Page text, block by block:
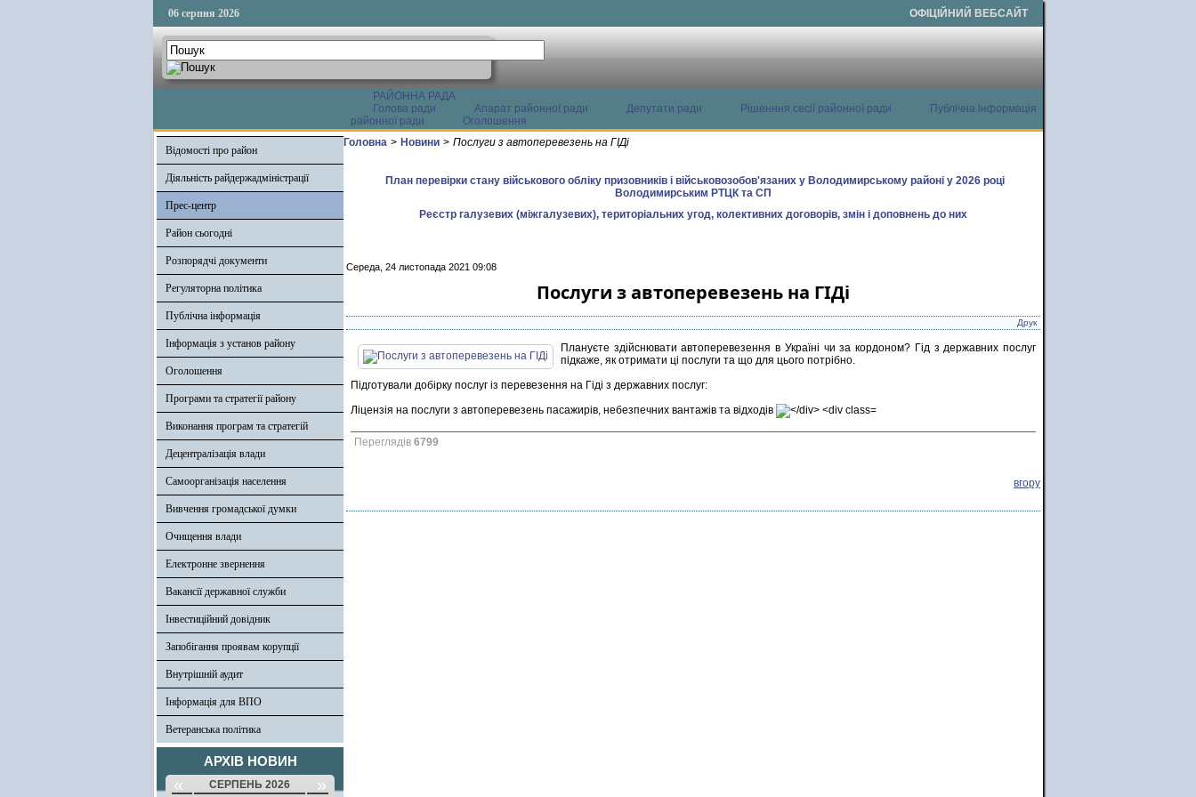
06 серпня 2026 ОФІЦІЙНИЙ ВЕБСАЙТ
РАЙОННА РАДА
Голова ради
Апарат районної ради Депутати ради Рішенння сесії районної ради
Публічна інформація
районної ради
Оголошення
Відомості про район
Діяльність райдержадміністрації
Прес-центр
Район сьогодні
Розпорядчі документи
Регуляторна політика
Публічна інформація
Інформація з установ району
Оголошення
Програми та стратегії району
Виконання програм та стратегій
Децентралізація влади
Самоорганізація населення
Вивчення громадської думки
Очищення влади
Електронне звернення
Вакансії державної служби
Інвестиційний довідник
Запобігання проявам корупції
Внутрішній аудит
Інформація для ВПО
Ветеранська політика
АРХІВ НОВИН
« СЕРПЕНЬ 2026 »
Головна > Новини > Послуги з автоперевезень на ГІДі
План перевірки стану військового обліку призовників і військовозобов'язаних у Володимирському районі у 2026 році
Володимирським РТЦК та СП
Реєстр галузевих (міжгалузевих), територіальних угод, колективних договорів, змін і доповнень до них
Середа, 24 листопада 2021 09:08
Послуги з автоперевезень на ГІДі
Друк
Плануєте здійснювати автоперевезення в Україні чи за кордоном? Гід з державних послуг
підкаже, як отримати ці послуги та що для цього потрібно.
Підготували добірку послуг із перевезення на Гіді з державних послуг:
Ліцензія на послуги з автоперевезень пасажирів, небезпечних вантажів та відходів
Переглядів 6799
вгору